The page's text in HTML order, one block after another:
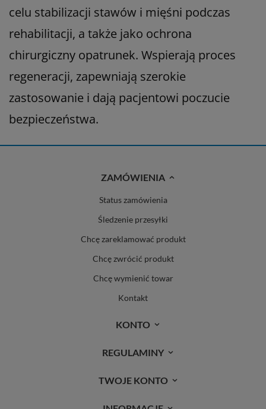
celu stabilizacji stawów i mięśni podczas
rehabilitacji, a także jako ochrona
chirurgiczny opatrunek. Wspierają proces
regeneracji, zapewniają szerokie
zastosowanie i dają pacjentowi poczucie
bezpieczeństwa.
ZAMÓWIENIA
Status zamówienia
Śledzenie przesyłki
Chcę zareklamować produkt
Chcę zwrócić produkt
Chcę wymienić towar
Kontakt
KONTO
REGULAMINY
TWOJE KONTO